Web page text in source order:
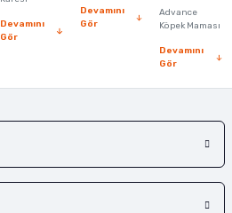
Devamını
Gör
Devamını
Gör
Advance
Köpek Maması
Devamını
Gör